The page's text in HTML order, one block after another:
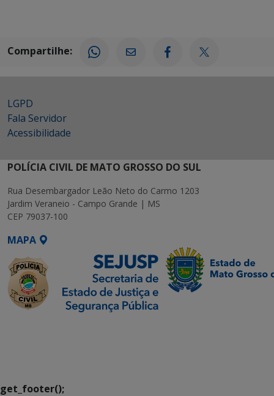
Compartilhe:
LGPD
Fala Servidor
Acessibilidade
POLÍCIA CIVIL DE MATO GROSSO DO SUL
Rua Desembargador Leão Neto do Carmo 1203
Jardim Veraneio - Campo Grande | MS
CEP 79037-100
MAPA
get_footer();